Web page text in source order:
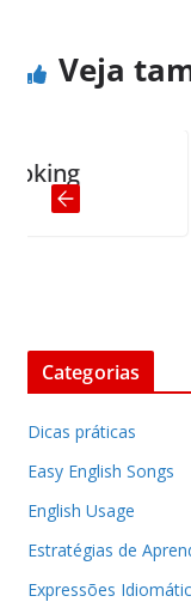
Veja
Categorias
Dicas práticas
Easy English Songs
English Usage
Estratégias de
Expressões